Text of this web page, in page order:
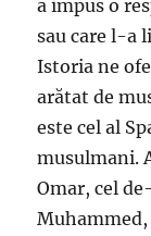
a impus o
sau care l-a
Istoria ne
arătat de
este cel al
musulmani.
Omar, cel